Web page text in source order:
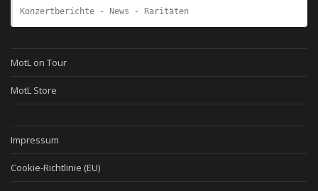
Konzertberichte - News - Raritäten
MotL on Tour
MotL Store
Impressum
Cookie-Richtlinie (EU)